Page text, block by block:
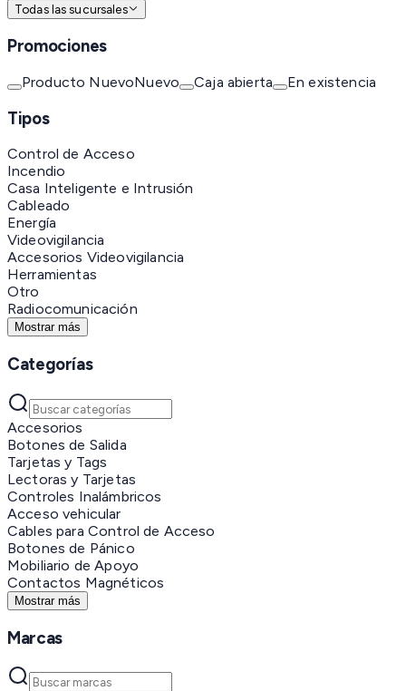
Todas las sucursales
Promociones
Producto NuevoNuevo Caja abierta En existencia
Tipos
Control de Acceso
Incendio
Casa Inteligente e Intrusión
Cableado
Energía
Videovigilancia
Accesorios Videovigilancia
Herramientas
Otro
Radiocomunicación
Mostrar más
Categorías
Accesorios
Botones de Salida
Tarjetas y Tags
Lectoras y Tarjetas
Controles Inalámbricos
Acceso vehicular
Cables para Control de Acceso
Botones de Pánico
Mobiliario de Apoyo
Contactos Magnéticos
Mostrar más
Marcas